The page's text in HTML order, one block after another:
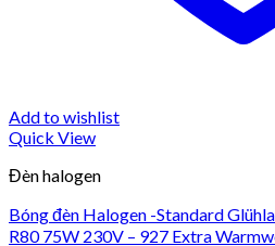
Add to wishlist
Quick View
Đèn halogen
Bóng đèn Halogen -Standard
R80 75W 230V – 927 Extra